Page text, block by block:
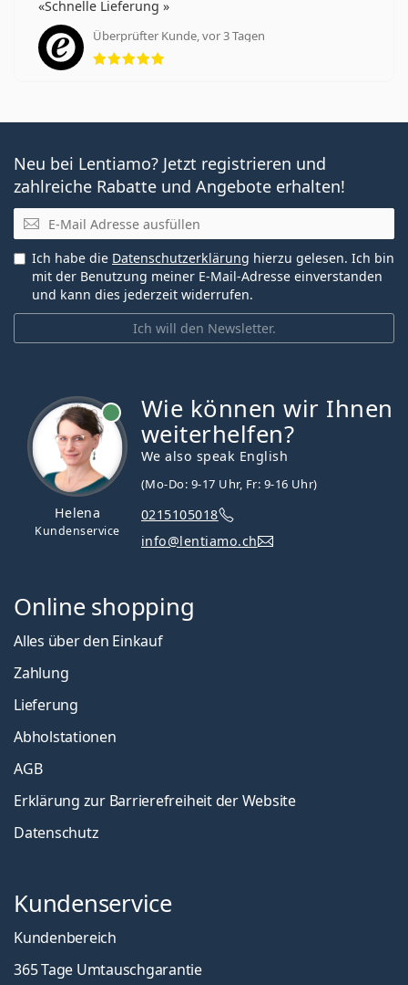
Schnelle Lieferung
Überprüfter Kunde, vor 3 Tagen
Bewertung 5 aus 5
Neu bei Lentiamo? Jetzt registrieren und
zahlreiche Rabatte und Angebote erhalten!
E-Mail
Ich will den Newsletter.
Ich habe die Datenschutzerklärung hierzu gelesen. Ich bin
mit der Benutzung meiner E-Mail-Adresse einverstanden
und kann dies jederzeit widerrufen.
Helena
Kundenservice
Wie können wir Ihnen
weiterhelfen?
We also speak English
(Mo-Do: 9-17 Uhr, Fr: 9-16 Uhr)
0215105018
info@lentiamo.ch
Online shopping
Alles über den Einkauf
Zahlung
Lieferung
Abholstationen
AGB
Erklärung zur Barrierefreiheit der Website
Datenschutz
Kundenservice
Kundenbereich
365 Tage Umtauschgarantie